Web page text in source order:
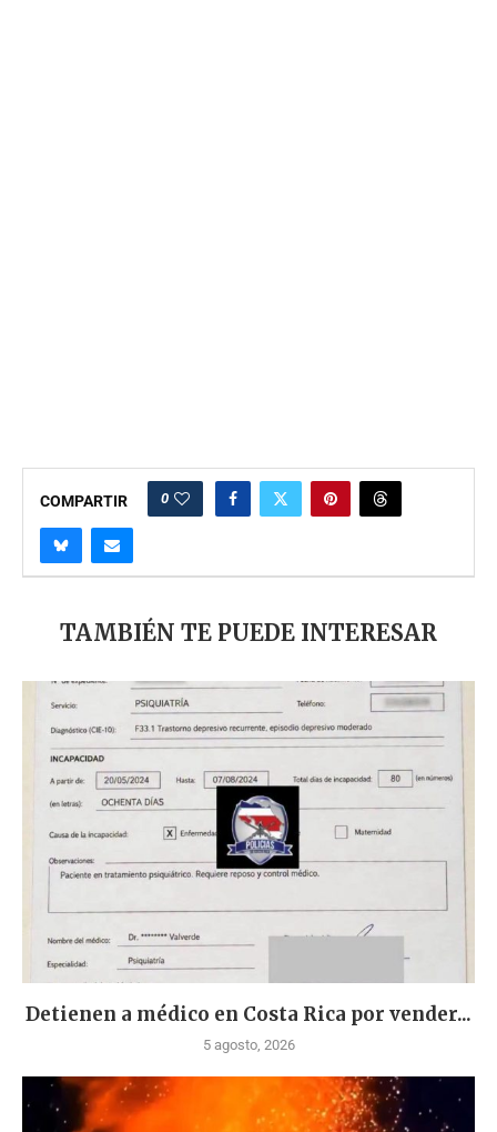
COMPARTIR 0
TAMBIÉN TE PUEDE INTERESAR
Detienen a médico en Costa Rica por vender...
5 agosto, 2026